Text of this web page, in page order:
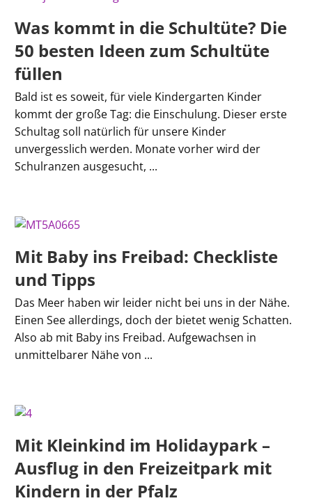
Was kommt in die Schultüte? Die
50 besten Ideen zum Schultüte
füllen
Bald ist es soweit, für viele Kindergarten Kinder
kommt der große Tag: die Einschulung. Dieser erste
Schultag soll natürlich für unsere Kinder
unvergesslich werden. Monate vorher wird der
Schulranzen ausgesucht, ...
Mit Baby ins Freibad: Checkliste
und Tipps
Das Meer haben wir leider nicht bei uns in der Nähe.
Einen See allerdings, doch der bietet wenig Schatten.
Also ab mit Baby ins Freibad. Aufgewachsen in
unmittelbarer Nähe von ...
Mit Kleinkind im Holidaypark –
Ausflug in den Freizeitpark mit
Kindern in der Pfalz